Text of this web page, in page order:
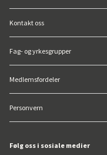
Kontakt oss
Fag- og yrkesgrupper
Medlemsfordeler
Personvern
Følg oss i sosiale medier